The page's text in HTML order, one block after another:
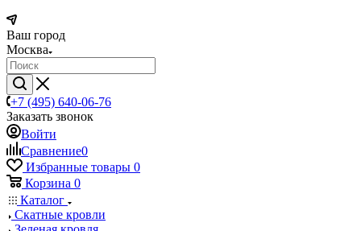
Ваш город
Москва
+7 (495) 640-06-76
Заказать звонок
Войти
Сравнение0
Избранные товары 0
Корзина 0
Каталог
Скатные кровли